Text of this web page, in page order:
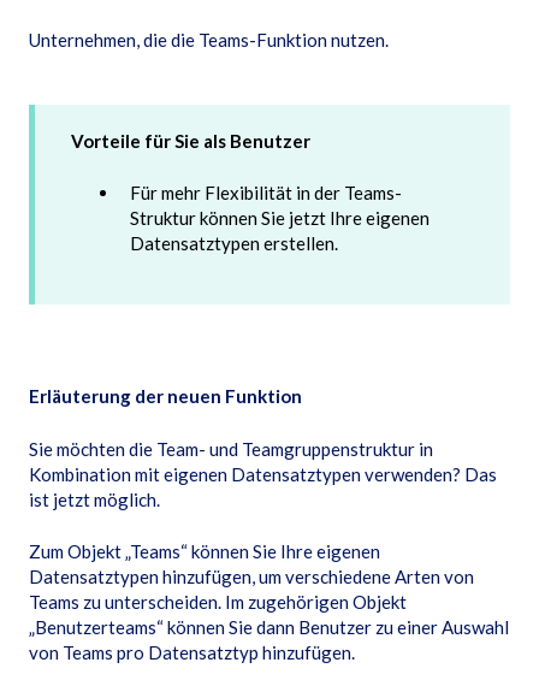
Unternehmen, die die Teams-Funktion nutzen.
Vorteile für Sie als Benutzer
Für mehr Flexibilität in der Teams-
Struktur können Sie jetzt Ihre eigenen
Datensatztypen erstellen.
Erläuterung der neuen Funktion
Sie möchten die Team- und Teamgruppenstruktur in
Kombination mit eigenen Datensatztypen verwenden? Das
ist jetzt möglich.
Zum Objekt „Teams“ können Sie Ihre eigenen
Datensatztypen hinzufügen, um verschiedene Arten von
Teams zu unterscheiden. Im zugehörigen Objekt
„Benutzerteams“ können Sie dann Benutzer zu einer Auswahl
von Teams pro Datensatztyp hinzufügen.